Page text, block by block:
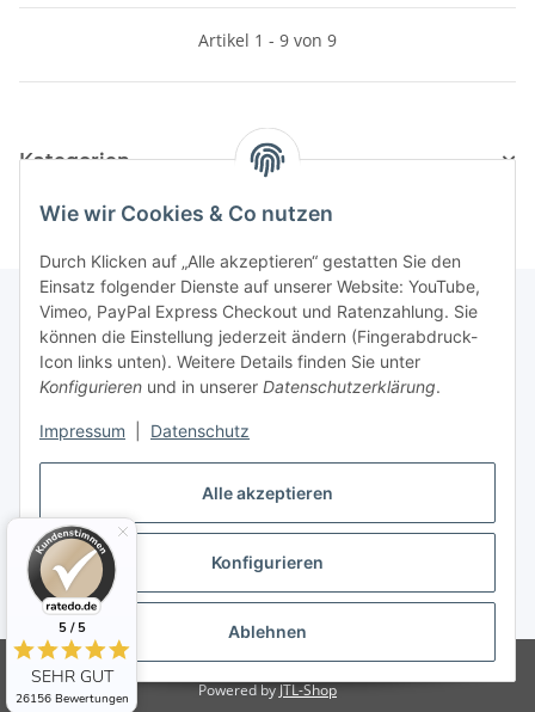
Alle akzeptieren
Konfigurieren
Ablehnen
Wie wir Cookies & Co nutzen
Durch Klicken auf „Alle akzeptieren“ gestatten Sie den
Einsatz folgender Dienste auf unserer Website: YouTube,
Vimeo, PayPal Express Checkout und Ratenzahlung. Sie
können die Einstellung jederzeit ändern (Fingerabdruck-
Icon links unten). Weitere Details finden Sie unter
Konfigurieren und in unserer Datenschutzerklärung.
Impressum Datenschutz
Artikel 1 - 9 von 9
Kategorien
Informationen
Gesetzliche Informationen
Vertrag widerrufen
* Alle Preise inkl. gesetzlicher USt., zzgl.Versand
© 123-Haustechnik - Thorsten Dickau
Powered byJTL-Shop
5 / 5
SEHR GUT
26156 Bewertungen